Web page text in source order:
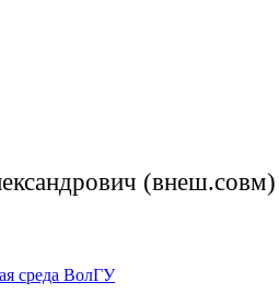
(внеш.совм)
среда ВолГУ